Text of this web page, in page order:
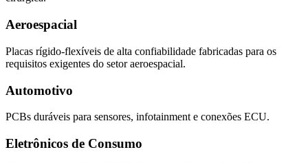
Aeroespacial
Placas rígido-flexíveis de alta confiabilidade fabricadas para os
requisitos exigentes do setor aeroespacial.
Automotivo
PCBs duráveis para sensores, infotainment e conexões ECU.
Eletrônicos de Consumo